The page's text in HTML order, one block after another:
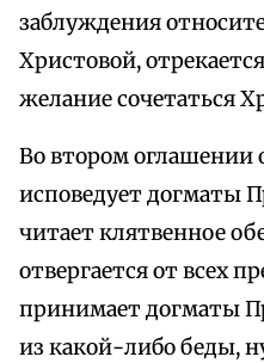
заблуждения
Христовой,
желание сочетаться
Во втором оглашении
исповедует догматы
читает клятвенное
отвергается от всех
принимает догматы
из какой-либо беды,